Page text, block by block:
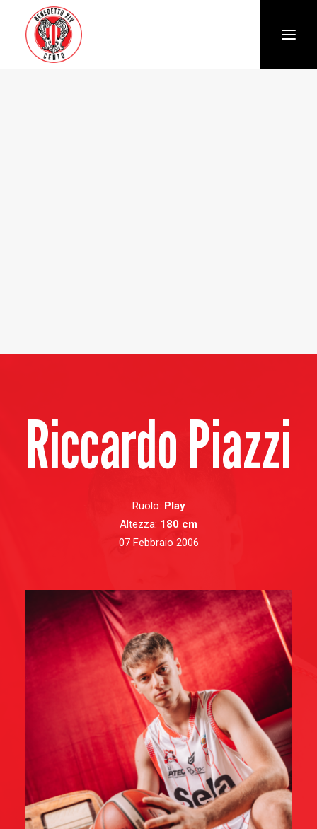
Riccardo Piazzi
Ruolo: Play
Altezza: 180 cm
07 Febbraio 2006